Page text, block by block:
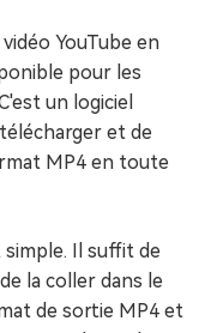
YouTube en
pour les
un logiciel
et de
MP4 en toute
Il suffit de
la coller dans le
de sortie MP4 et